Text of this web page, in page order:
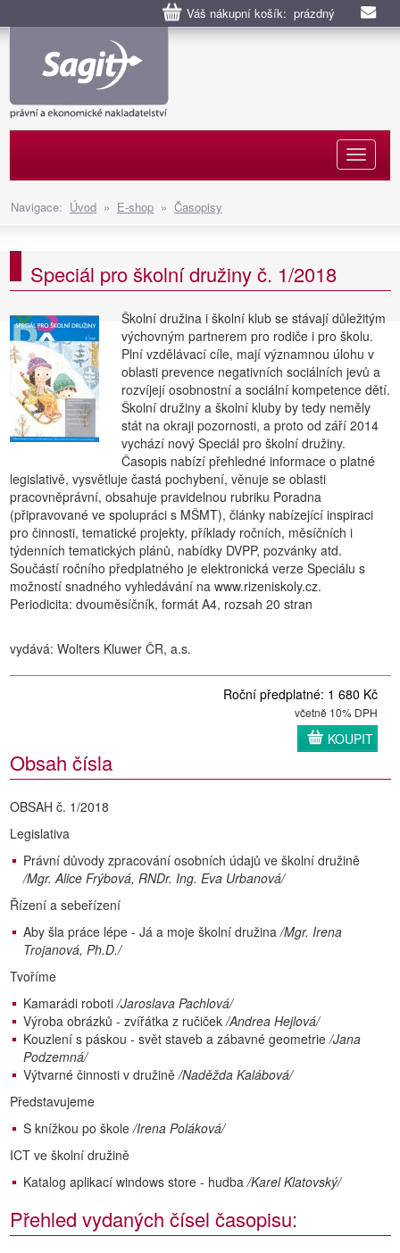
Váš nákupní košík: prázdný
Navigace: Úvod » E-shop » Časopisy
Speciál pro školní družiny č. 1/2018
Školní družina i školní klub se stávají důležitým
výchovným partnerem pro rodiče i pro školu.
Plní vzdělávací cíle, mají významnou úlohu v
oblasti prevence negativních sociálních jevů a
rozvíjejí osobnostní a sociální kompetence dětí.
Školní družiny a školní kluby by tedy neměly
stát na okraji pozornosti, a proto od září 2014
vychází nový Speciál pro školní družiny.
Časopis nabízí přehledné informace o platné
legislativě, vysvětluje častá pochybení, věnuje se oblasti
pracovněprávní, obsahuje pravidelnou rubriku Poradna
(připravované ve spolupráci s MŠMT), články nabízející inspiraci
pro činnosti, tematické projekty, příklady ročních, měsíčních i
týdenních tematických plánů, nabídky DVPP, pozvánky atd.
Součástí ročního předplatného je elektronická verze Speciálu s
možností snadného vyhledávání na www.rizeniskoly.cz.
Periodicita: dvouměsíčník, formát A4, rozsah 20 stran
vydává: Wolters Kluwer ČR, a.s.
Roční předplatné: 1 680 Kč
včetně 10% DPH
KOUPIT
Obsah čísla
OBSAH č. 1/2018
Legislativa
Právní důvody zpracování osobních údajů ve školní družině
/Mgr. Alice Frýbová, RNDr. Ing. Eva Urbanová/
Řízení a sebeřízení
Aby šla práce lépe - Já a moje školní družina/Mgr. Irena
Trojanová, Ph.D./
Tvoříme
Kamarádi roboti/Jaroslava Pachlová/
Výroba obrázků - zvířátka z ručiček/Andrea Hejlová/
Kouzlení s páskou - svět staveb a zábavné geometrie/Jana
Podzemná/
Výtvarné činnosti v družině/Naděžda Kalábová/
Představujeme
S knížkou po škole/Irena Poláková/
ICT ve školní družině
Katalog aplikací windows store - hudba/Karel Klatovský/
Přehled vydaných čísel časopisu: